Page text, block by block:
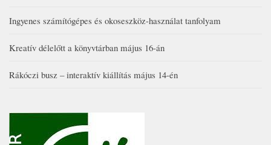
Ingyenes számítógépes és okoseszköz-használat tanfolyam
Kreatív délelőtt a könyvtárban május 16-án
Rákóczi busz – interaktív kiállítás május 14-én